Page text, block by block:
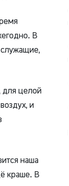
В
служащие,
целой
и
наша
краше. В